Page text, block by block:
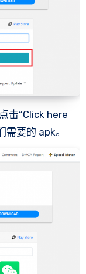
击“Click here
要的 apk。